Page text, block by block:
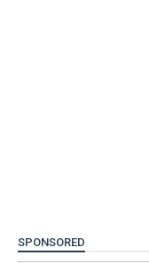
SPONSORED